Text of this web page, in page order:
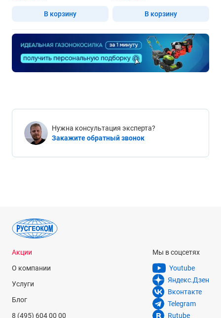
В корзину В корзину
Нужна консультация эксперта?
Закажите обратный звонок
Акции
О компании
Услуги
Блог
8 (495) 604 00 00
Мы в соцсетях
Youtube
Яндекс.Дзен
Вконтакте
Telegram
Rutube